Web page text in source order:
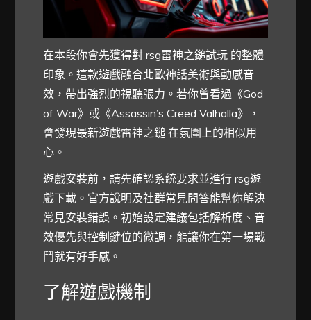
在本段你會先獲得對 rsg雷神之鎚試玩 的整體
印象。這款遊戲融合北歐神話美術與動感音
效，帶出強烈的視聽張力。若你曾看過《God
of War》或《Assassin’s Creed Valhalla》，
會發現最新遊戲雷神之鎚 在氛圍上的相似用
心。
遊戲安裝前，請先確認系統要求並進行 rsg遊
戲下載。官方說明及社群常見問答能幫你解決
常見安裝錯誤。初始設定建議包括解析度、音
效優先與控制鍵位的微調，能讓你在第一場戰
鬥就有好手感。
了解遊戲機制